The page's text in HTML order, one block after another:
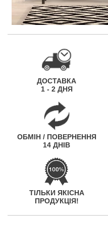
ДОСТАВКА
1 - 2 ДНЯ
ОБМІН / ПОВЕРНЕННЯ
14 ДНІВ
ТІЛЬКИ ЯКІСНА
ПРОДУКЦІЯ!